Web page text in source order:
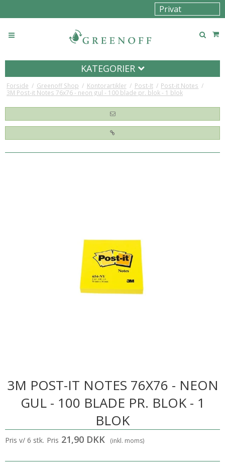
KATEGORIER
Forside / Greenoff Shop / Kontorartikler / Post-It / Post-it Notes /
3M Post-it Notes 76x76 - neon gul - 100 blade pr. blok - 1 blok
3M POST-IT NOTES 76X76 - NEON
GUL - 100 BLADE PR. BLOK - 1
BLOK
Pris v/ 6 stk. Pris 21,90 DKK (inkl. moms)